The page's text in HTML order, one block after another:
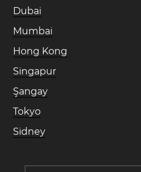
Dubai
Mumbai
Hong Kong
Singapur
Şangay
Tokyo
Sidney